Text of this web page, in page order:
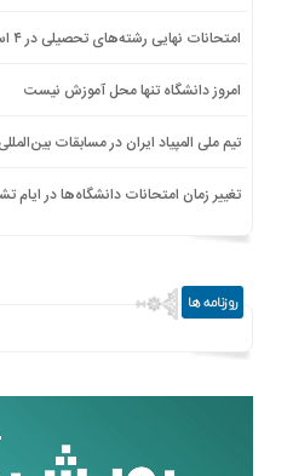
امتحانات نهایی رشته‌های تحصیلی در ۴ استان لغو شد
امروز دانشگاه تنها محل آموزش نیست
تیم ملی المپیاد ایران در مسابقات
تغییر زمان امتحانات دانشگاه‌ها در ایام
روزنامه ها